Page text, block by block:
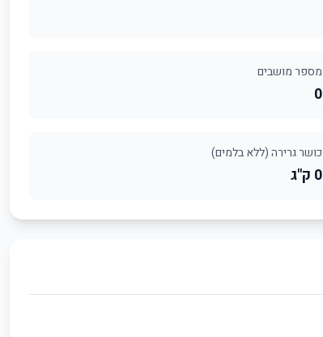
מספר מושבים
0
כושר גרירה (ללא בלמים)
0 ק"ג